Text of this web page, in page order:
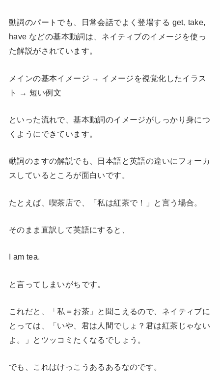
動詞のパートでも、日常会話でよく登場する get, take,
have などの基本動詞は、ネイティブのイメージを使っ
た解説がされています。
メインの基本イメージ → イメージを視覚化したイラス
ト → 短い例文
といった流れで、基本動詞のイメージがしっかり身につ
くようにできています。
動詞のますの解説でも、日本語と英語の違いにフォーカ
スしているところが面白いです。
たとえば、喫茶店で、「私は紅茶で！」と言う場合。
そのまま直訳して英語にすると、
I am tea.
と言ってしまいがちです。
これだと、「私＝お茶」と聞こえるので、ネイティブに
とっては、「いや、君は人間でしょ？君は紅茶じゃない
よ。」とツッコミたくなるでしょう。
でも、これはけっこうあるあるなのです。